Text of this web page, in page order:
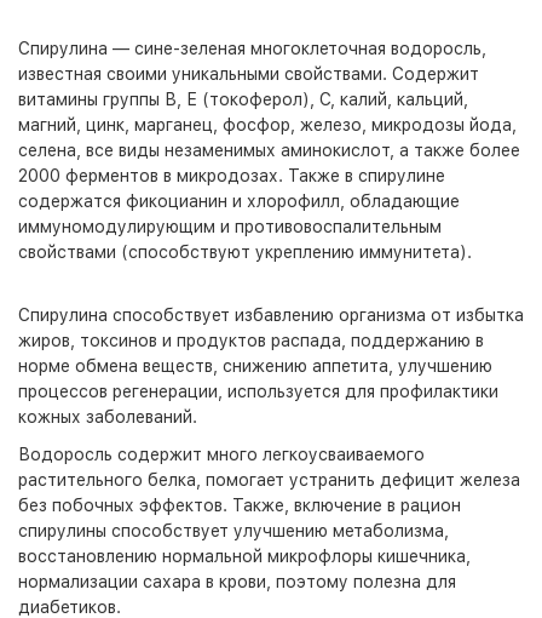
Спирулина — сине-зеленая многоклеточная водоросль,
известная своими уникальными свойствами. Содержит
витамины группы В, Е (токоферол), С, калий, кальций,
магний, цинк, марганец, фосфор, железо, микродозы йода,
селена, все виды незаменимых аминокислот, а также более
2000 ферментов в микродозах. Также в спирулине
содержатся фикоцианин и хлорофилл, обладающие
иммуномодулирующим и противовоспалительным
свойствами (способствуют укреплению иммунитета).
Спирулина способствует избавлению организма от избытка
жиров, токсинов и продуктов распада, поддержанию в
норме обмена веществ, снижению аппетита, улучшению
процессов регенерации, используется для профилактики
кожных заболеваний.
Водоросль содержит много легкоусваиваемого
растительного белка, помогает устранить дефицит железа
без побочных эффектов. Также, включение в рацион
спирулины способствует улучшению метаболизма,
восстановлению нормальной микрофлоры кишечника,
нормализации сахара в крови, поэтому полезна для
диабетиков.